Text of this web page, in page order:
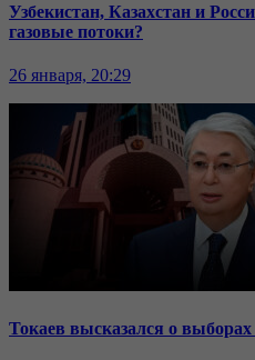
Узбекистан, Казахстан и
газовые потоки?
26 января, 20:29
Токаев высказался о